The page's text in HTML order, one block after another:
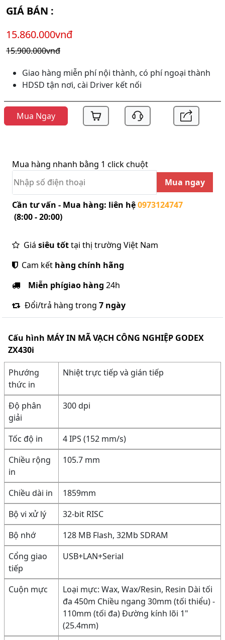
GIÁ BÁN :
15.860.000vnđ
15.900.000vnđ
Giao hàng miễn phí nội thành, có phí ngoại thành
HDSD tận nơi, cài Driver kết nối
Mua Ngay
Mua hàng nhanh bằng 1 click chuột
Mua ngay
Cần tư vấn - Mua hàng: liên hệ0973124747
(8:00 - 20:00)
Giá siêu tốttại thị trường Việt Nam
Cam kết hàng chính hãng
Miễn phígiao hàng 24h
Đổi/trả hàng trong 7 ngày
Cấu hình MÁY IN MÃ VẠCH CÔNG NGHIỆP GODEX
ZX430i
Phướng
thức in
Nhiệt trực tiếp và gián tiếp
Độ phân
giải
300 dpi
Tốc độ in
4 IPS (152 mm/s)
Chiều rộng
in
105.7 mm
Chiều dài in
1859mm
Bộ vi xử lý
32-bit RISC
Bộ nhớ
128 MB Flash, 32Mb SDRAM
Cổng giao
tiếp
USB+LAN+Serial
Cuộn mực
Loại mực: Wax, Wax/Resin, Resin Dài tối
đa 450m Chiều ngang 30mm (tối thiểu) -
110mm (tối đa) Đường kính lõi 1"
(25.4mm)